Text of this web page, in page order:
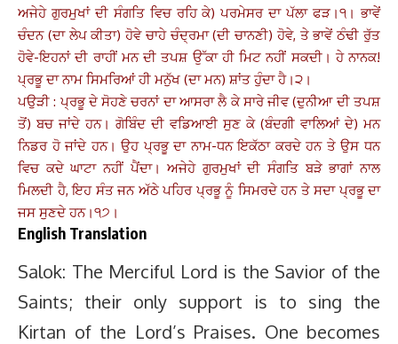
ਅਜੇਹੇ ਗੁਰਮੁਖਾਂ ਦੀ ਸੰਗਤਿ ਵਿਚ ਰਹਿ ਕੇ) ਪਰਮੇਸਰ ਦਾ ਪੱਲਾ ਫੜ।੧। ਭਾਵੇਂ
ਚੰਦਨ (ਦਾ ਲੇਪ ਕੀਤਾ) ਹੋਵੇ ਚਾਹੇ ਚੰਦ੍ਰਮਾ (ਦੀ ਚਾਨਣੀ) ਹੋਵੇ, ਤੇ ਭਾਵੇਂ ਠੰਢੀ ਰੁੱਤ
ਹੋਵੇ-ਇਹਨਾਂ ਦੀ ਰਾਹੀਂ ਮਨ ਦੀ ਤਪਸ਼ ਉੱਕਾ ਹੀ ਮਿਟ ਨਹੀਂ ਸਕਦੀ। ਹੇ ਨਾਨਕ!
ਪ੍ਰਭੂ ਦਾ ਨਾਮ ਸਿਮਰਿਆਂ ਹੀ ਮਨੁੱਖ (ਦਾ ਮਨ) ਸ਼ਾਂਤ ਹੁੰਦਾ ਹੈ।੨।
ਪਉੜੀ : ਪ੍ਰਭੂ ਦੇ ਸੋਹਣੇ ਚਰਨਾਂ ਦਾ ਆਸਰਾ ਲੈ ਕੇ ਸਾਰੇ ਜੀਵ (ਦੁਨੀਆ ਦੀ ਤਪਸ਼
ਤੋਂ) ਬਚ ਜਾਂਦੇ ਹਨ। ਗੋਬਿੰਦ ਦੀ ਵਡਿਆਈ ਸੁਣ ਕੇ (ਬੰਦਗੀ ਵਾਲਿਆਂ ਦੇ) ਮਨ
ਨਿਡਰ ਹੋ ਜਾਂਦੇ ਹਨ। ਉਹ ਪ੍ਰਭੂ ਦਾ ਨਾਮ-ਧਨ ਇਕੱਠਾ ਕਰਦੇ ਹਨ ਤੇ ਉਸ ਧਨ
ਵਿਚ ਕਦੇ ਘਾਟਾ ਨਹੀਂ ਪੈਂਦਾ। ਅਜੇਹੇ ਗੁਰਮੁਖਾਂ ਦੀ ਸੰਗਤਿ ਬੜੇ ਭਾਗਾਂ ਨਾਲ
ਮਿਲਦੀ ਹੈ, ਇਹ ਸੰਤ ਜਨ ਅੱਠੇ ਪਹਿਰ ਪ੍ਰਭੂ ਨੂੰ ਸਿਮਰਦੇ ਹਨ ਤੇ ਸਦਾ ਪ੍ਰਭੂ ਦਾ
ਜਸ ਸੁਣਦੇ ਹਨ।੧੭।
English Translation
Salok: The Merciful Lord is the Savior of the
Saints; their only support is to sing the
Kirtan of the Lord’s Praises. One becomes